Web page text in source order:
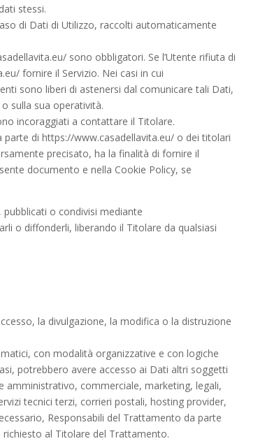
stessi.
di Dati di Utilizzo, raccolti automaticamente
sono obbligatori. Se l’Utente rifiuta di
fornire il Servizio. Nei casi in cui
sono liberi di astenersi dal comunicare tali Dati,
sulla sua operatività.
incoraggiati a contattare il Titolare.
di https://www.casadellavita.eu/ o dei titolari
precisato, ha la finalità di fornire il
documento e nella Cookie Policy, se
o condivisi mediante
o diffonderli, liberando il Titolare da qualsiasi
la divulgazione, la modifica o la distruzione
con modalità organizzative e con logiche
potrebbero avere accesso ai Dati altri soggetti
amministrativo, commerciale, marketing, legali,
tecnici terzi, corrieri postali, hosting provider,
Responsabili del Trattamento da parte
richiesto al Titolare del Trattamento.